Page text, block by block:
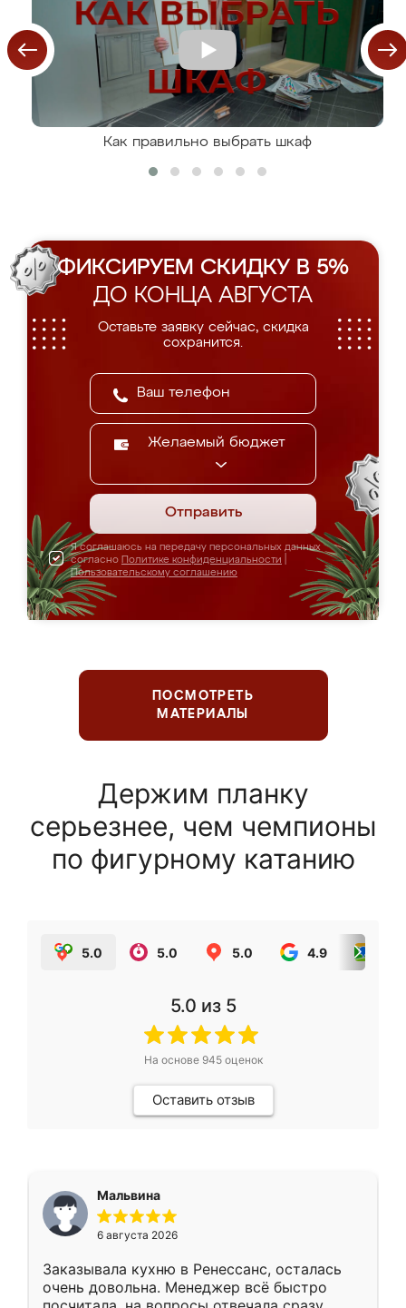
Как правильно выбрать шкаф
ФИКСИРУЕМ СКИДКУ В 5%
ДО КОНЦА АВГУСТА
Оставьте заявку сейчас, скидка
сохранится.
Желаемый бюджет
Отправить
Я соглашаюсь на передачу персональных данных
согласно Политике конфиденциальности
Пользовательскому соглашению
ПОСМОТРЕТЬ
МАТЕРИАЛЫ
Держим планку
серьезнее, чем чемпионы
по фигурному катанию
5.0 5.0 5.0 4.9
5.0 из 5
На основе 945оценок
Оставить отзыв
Мальвина
6 августа 2026
Заказывала кухню в Ренессанс, осталась
очень довольна. Менеджер всё быстро